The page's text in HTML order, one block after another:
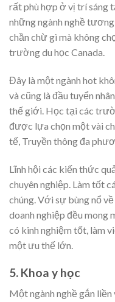
rất phù hợp ở vị trí sáng
những ngành nghề
chần chừ gì mà không
trường du học Canada.
Đây là một ngành hot
và cũng là đầu tuyển
thế giới. Học tại các
được lựa chọn một vài
tế, Truyền thông đa
Lĩnh hội các kiến thức
chuyên nghiệp. Làm tốt
chúng. Với sự bùng nổ
doanh nghiệp đều mong
có kinh nghiệm tốt, làm
một ưu thế lớn.
5. Khoa y học
Một ngành nghề gắn